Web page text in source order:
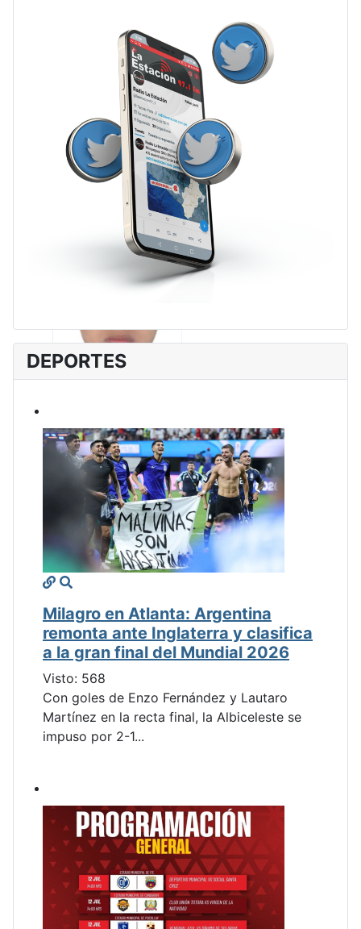
DEPORTES
Milagro en Atlanta: Argentina
remonta ante Inglaterra y clasifica
a la gran final del Mundial 2026
Visto: 568
Con goles de Enzo Fernández y Lautaro
Martínez en la recta final, la Albiceleste se
impuso por 2-1...